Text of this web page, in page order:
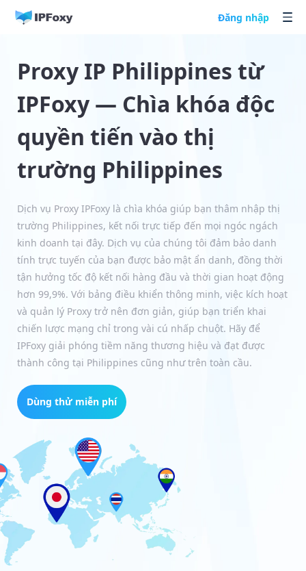
Đăng nhập
Proxy IP Philippines từ
IPFoxy — Chìa khóa độc
quyền tiến vào thị
trường Philippines
Dịch vụ Proxy IPFoxy là chìa khóa giúp bạn thâm nhập thị
trường Philippines, kết nối trực tiếp đến mọi ngóc ngách
kinh doanh tại đây. Dịch vụ của chúng tôi đảm bảo danh
tính trực tuyến của bạn được bảo mật ẩn danh, đồng thời
tận hưởng tốc độ kết nối hàng đầu và thời gian hoạt động
hơn 99,9%. Với bảng điều khiển thông minh, việc kích hoạt
và quản lý Proxy trở nên đơn giản, giúp bạn triển khai
chiến lược mạng chỉ trong vài cú nhấp chuột. Hãy để
IPFoxy giải phóng tiềm năng thương hiệu và đạt được
thành công tại Philippines cũng như trên toàn cầu.
Dùng thử miễn phí